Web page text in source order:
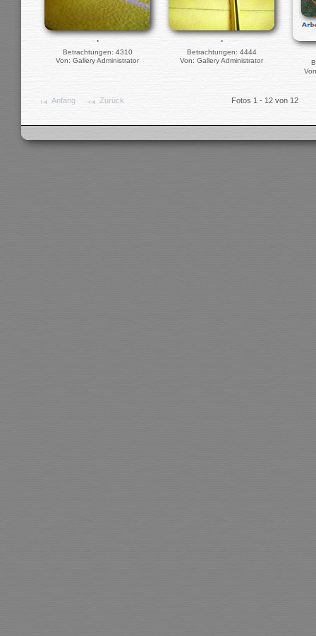
.
Betrachtungen: 4310
Von: Gallery Administrator
.
Betrachtungen: 4444
Von: Gallery Administrator
Anfang Zurück Fotos 1 - 12 von 12